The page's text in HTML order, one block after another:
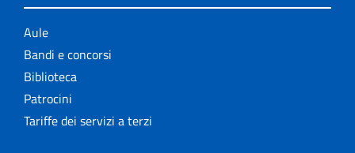
Aule
Bandi e concorsi
Biblioteca
Patrocini
Tariffe dei servizi a terzi